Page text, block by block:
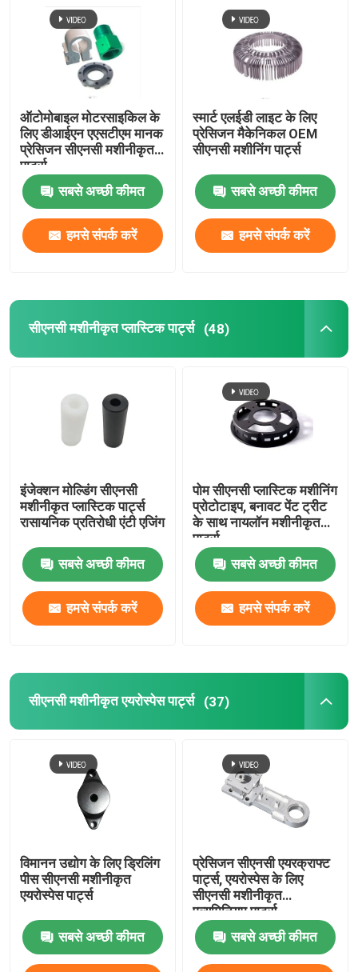
सीएनसी मशीनीकृत प्लास्टिक पार्ट्स
सीएनसी मशीनीकृत एयरोस्पेस पार्ट्स
प्रेसिजन सिरेमिक पार्ट्स
XYZ रैखिक चरण
स्वचालन फिक्स्चर
हार्डवेयर मुद्रांकन भागों
कास्टिंग भागों मरो
धातु स्पेयर पार्ट्स
प्रेसिजन धातु मुद्रांकन भागों
इंजीनियरिंग प्लास्टिक पार्ट्स
प्लैनेटरी गियर रिड्यूसर
ऑटोमोबाइल मोटरसाइकिल के
लिए डीआईएन एएसटीएम मानक
प्रेसिजन सीएनसी मशीनीकृत
पार्ट्स
सबसे अच्छी कीमत
हमसे संपर्क करें
स्मार्ट एलईडी लाइट के लिए
प्रेसिजन मैकेनिकल OEM
सीएनसी मशीनिंग पार्ट्स
सबसे अच्छी कीमत
हमसे संपर्क करें
सीएनसी मशीनीकृत प्लास्टिक पार्ट्स (48)
इंजेक्शन मोल्डिंग सीएनसी
मशीनीकृत प्लास्टिक पार्ट्स
रासायनिक प्रतिरोधी एंटी एजिंग
सबसे अच्छी कीमत
हमसे संपर्क करें
पोम सीएनसी प्लास्टिक मशीनिंग
प्रोटोटाइप, बनावट पेंट ट्रीट
के साथ नायलॉन मशीनीकृत
पार्ट्स
सबसे अच्छी कीमत
हमसे संपर्क करें
सीएनसी मशीनीकृत एयरोस्पेस पार्ट्स (37)
विमानन उद्योग के लिए ड्रिलिंग
पीस सीएनसी मशीनीकृत
एयरोस्पेस पार्ट्स
सबसे अच्छी कीमत
प्रेसिजन सीएनसी एयरक्राफ्ट
पार्ट्स, एयरोस्पेस के लिए
सीएनसी मशीनीकृत
एल्यूमिनियम पार्ट्स
सबसे अच्छी कीमत